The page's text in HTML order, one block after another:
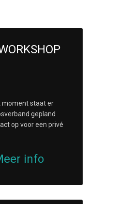
moment staat er
gepland
op voor een privé
info